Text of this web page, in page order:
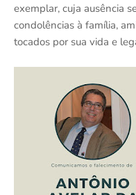
exemplar, cuja ausência
condolências à família,
tocados por sua vida e